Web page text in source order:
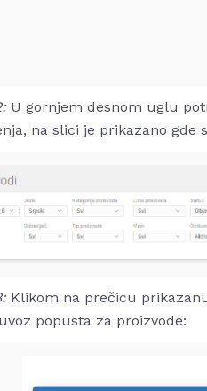
U gornjem desnom uglu
na slici je prikazano gde
Klikom na prečicu
popusta za proizvode: